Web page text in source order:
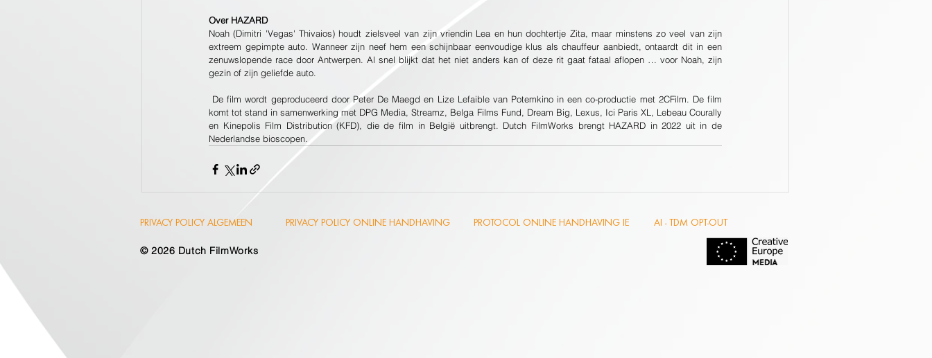
Over HAZARD
Noah (Dimitri 'Vegas' Thivaios) houdt zielsveel van zijn vriendin Lea en hun dochtertje Zita, maar minstens zo veel van zijn
extreem gepimpte auto. Wanneer zijn neef hem een schijnbaar eenvoudige klus als chauffeur aanbiedt, ontaardt dit in een
zenuwslopende race door Antwerpen. Al snel blijkt dat het niet anders kan of deze rit gaat fataal aflopen … voor Noah, zijn
gezin of zijn geliefde auto.
komt tot stand in samenwerking met DPG Media, Streamz, Belga Films Fund, Dream Big, Lexus, Ici Paris XL, Lebeau Courally
en Kinepolis Film Distribution (KFD), die de film in België uitbrengt. Dutch FilmWorks brengt HAZARD in 2022 uit in de
Nederlandse bioscopen.
PRIVACY POLICY ALGEMEEN PRIVACY POLICY ONLINE HANDHAVING PROTOCOL ONLINE HANDHAVING IE AI - TDM OPT-OUT
© 2026 Dutch FilmWorks